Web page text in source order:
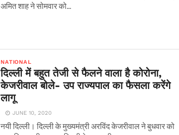
अमित शाह ने सोमवार को...
NATIONAL
दिल्ली में बहुत तेजी से फैलने वाला है कोरोना,
केजरीवाल बोले- उप राज्यपाल का फैसला करेंगे
लागू
JUNE 10, 2020
नयी दिल्ली। दिल्ली के मुख्यमंत्री अरविंद केजरीवाल ने बुधवार को